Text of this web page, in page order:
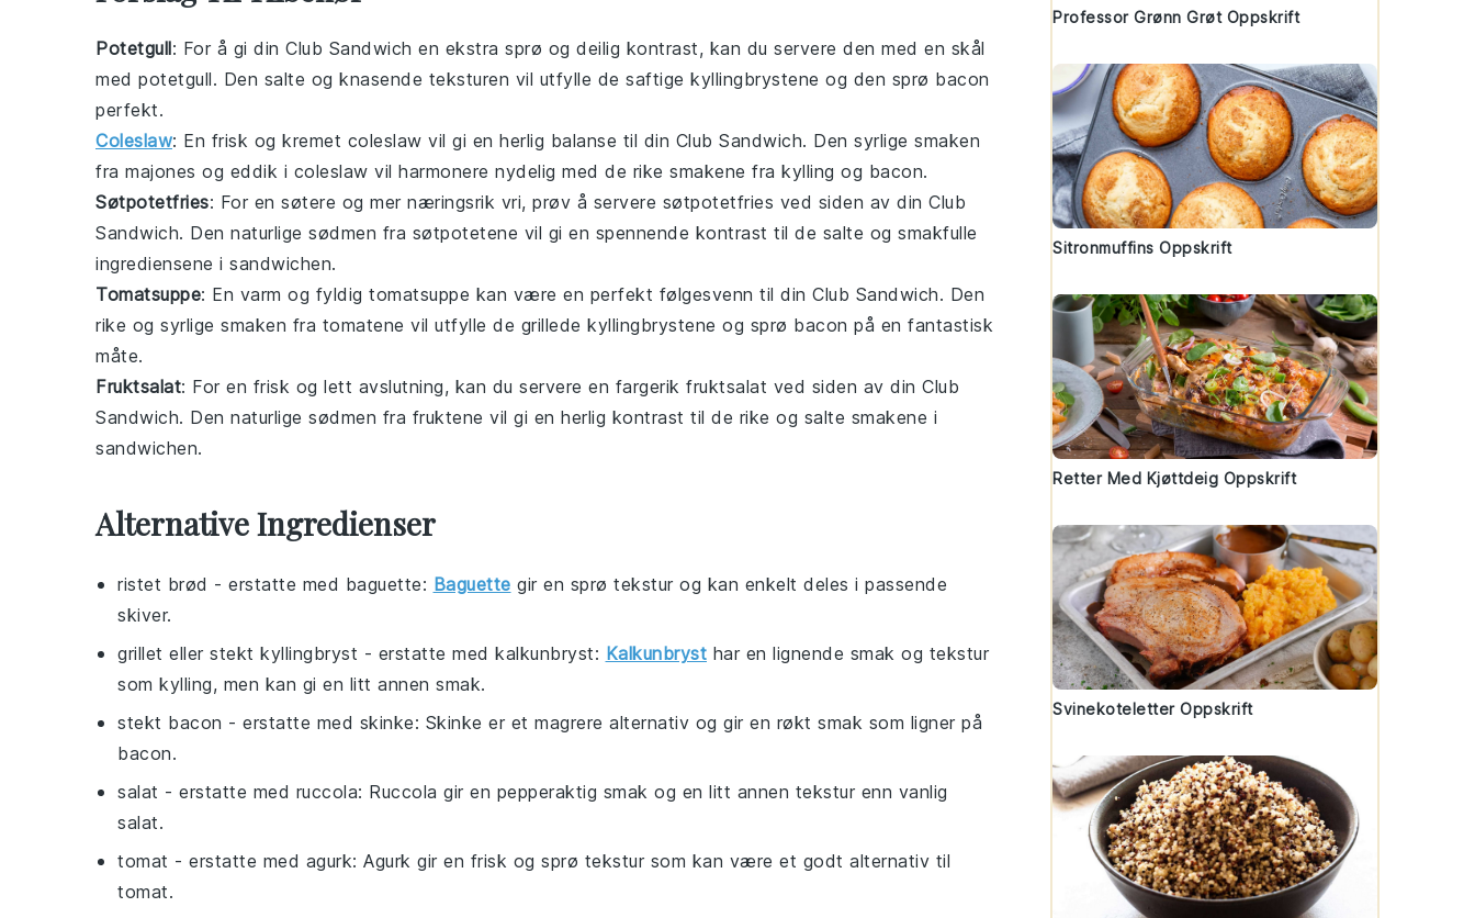
Potetgull: For å gi din Club Sandwich en ekstra sprø og deilig kontrast, kan du servere den med en skål
med potetgull. Den salte og knasende teksturen vil utfylle de saftige kyllingbrystene og den sprø bacon
perfekt.
Coleslaw: En frisk og kremet coleslaw vil gi en herlig balanse til din Club Sandwich. Den syrlige smaken
fra majones og eddik i coleslaw vil harmonere nydelig med de rike smakene fra kylling og bacon.
Søtpotetfries: For en søtere og mer næringsrik vri, prøv å servere søtpotetfries ved siden av din Club
Sandwich. Den naturlige sødmen fra søtpotetene vil gi en spennende kontrast til de salte og smakfulle
ingrediensene i sandwichen.
Tomatsuppe: En varm og fyldig tomatsuppe kan være en perfekt følgesvenn til din Club Sandwich. Den
rike og syrlige smaken fra tomatene vil utfylle de grillede kyllingbrystene og sprø bacon på en fantastisk
måte.
Fruktsalat: For en frisk og lett avslutning, kan du servere en fargerik fruktsalat ved siden av din Club
Sandwich. Den naturlige sødmen fra fruktene vil gi en herlig kontrast til de rike og salte smakene i
sandwichen.
Alternative Ingredienser
ristet brød - erstatte med baguette: Baguette gir en sprø tekstur og kan enkelt deles i passende
skiver.
grillet eller stekt kyllingbryst - erstatte med kalkunbryst: Kalkunbryst har en lignende smak og tekstur
som kylling, men kan gi en litt annen smak.
stekt bacon - erstatte med skinke: Skinke er et magrere alternativ og gir en røkt smak som ligner på
bacon.
salat - erstatte med ruccola: Ruccola gir en pepperaktig smak og en litt annen tekstur enn vanlig
salat.
tomat - erstatte med agurk: Agurk gir en frisk og sprø tekstur som kan være et godt alternativ til
tomat.
Professor Grønn Grøt Oppskrift
Sitronmuffins Oppskrift
Retter Med Kjøttdeig Oppskrift
Svinekoteletter Oppskrift